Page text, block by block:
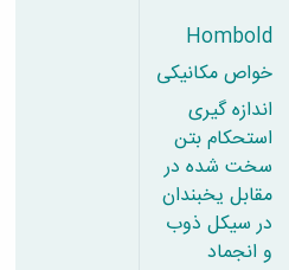
Hombold
خواص مکانیکی
اندازه گیری
استحکام بتن
سخت شده در
مقابل یخبندان
در سیکل ذوب
و انجماد